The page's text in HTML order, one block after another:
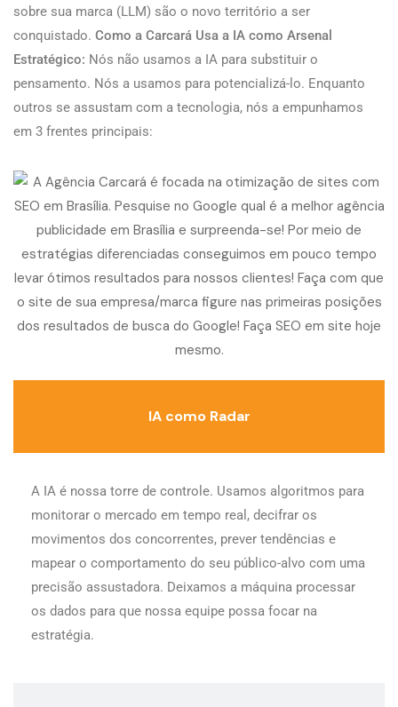
sobre sua marca (LLM) são o novo território a ser
conquistado. Como a Carcará Usa a IA como Arsenal
Estratégico: Nós não usamos a IA para substituir o
pensamento. Nós a usamos para potencializá-lo. Enquanto
outros se assustam com a tecnologia, nós a empunhamos
em 3 frentes principais:
IA como Radar
A IA é nossa torre de controle. Usamos algoritmos para
monitorar o mercado em tempo real, decifrar os
movimentos dos concorrentes, prever tendências e
mapear o comportamento do seu público-alvo com uma
precisão assustadora. Deixamos a máquina processar
os dados para que nossa equipe possa focar na
estratégia.